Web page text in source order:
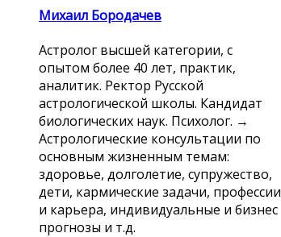
Михаил Бородачев
Астролог высшей категории, с
опытом более 40 лет, практик,
аналитик. Ректор Русской
астрологической школы. Кандидат
биологических наук. Психолог. →
Астрологические консультации по
основным жизненным темам:
здоровье, долголетие, супружество,
дети, кармические задачи, профессии
и карьера, индивидуальные и бизнес
прогнозы и т.д.